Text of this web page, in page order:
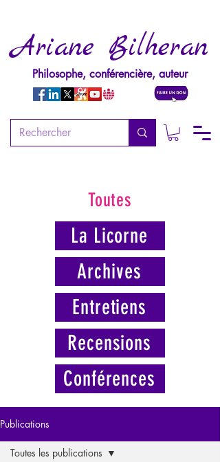
Ariane Bilheran
Philosophe, conférencière, auteur
Toutes
La Licorne
Archives
Entretiens
Recensions
Conférences
Publications
Toutes les publications